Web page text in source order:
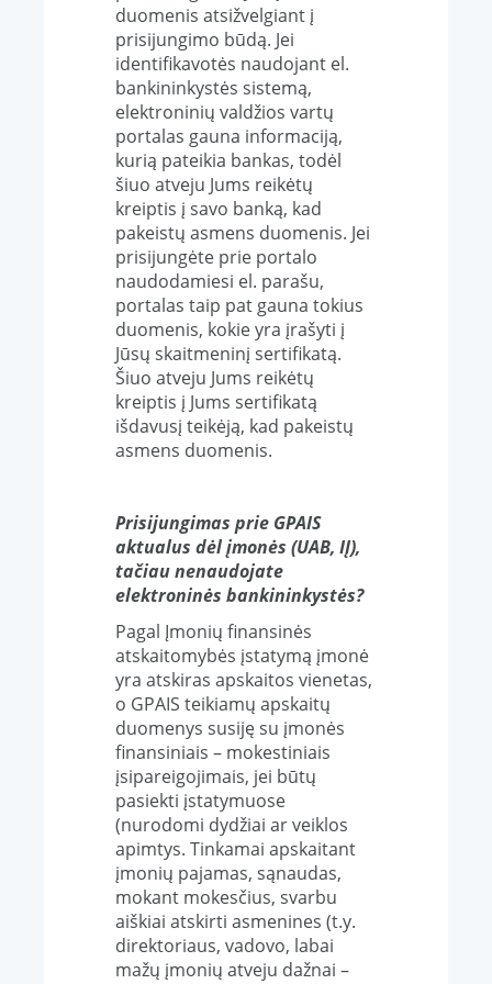
duomenis atsižvelgiant į
prisijungimo būdą. Jei
identifikavotės naudojant el.
bankininkystės sistemą,
elektroninių valdžios vartų
portalas gauna informaciją,
kurią pateikia bankas, todėl
šiuo atveju Jums reikėtų
kreiptis į savo banką, kad
pakeistų asmens duomenis. Jei
prisijungėte prie portalo
naudodamiesi el. parašu,
portalas taip pat gauna tokius
duomenis, kokie yra įrašyti į
Jūsų skaitmeninį sertifikatą.
Šiuo atveju Jums reikėtų
kreiptis į Jums sertifikatą
išdavusį teikėją, kad pakeistų
asmens duomenis.
Prisijungimas prie GPAIS
aktualus dėl įmonės (UAB, IĮ),
tačiau nenaudojate
elektroninės bankininkystės?
Pagal Įmonių finansinės
atskaitomybės įstatymą įmonė
yra atskiras apskaitos vienetas,
o GPAIS teikiamų apskaitų
duomenys susiję su įmonės
finansiniais – mokestiniais
įsipareigojimais, jei būtų
pasiekti įstatymuose
(nurodomi dydžiai ar veiklos
apimtys. Tinkamai apskaitant
įmonių pajamas, sąnaudas,
mokant mokesčius, svarbu
aiškiai atskirti asmenines (t.y.
direktoriaus, vadovo, labai
mažų įmonių atveju dažnai –